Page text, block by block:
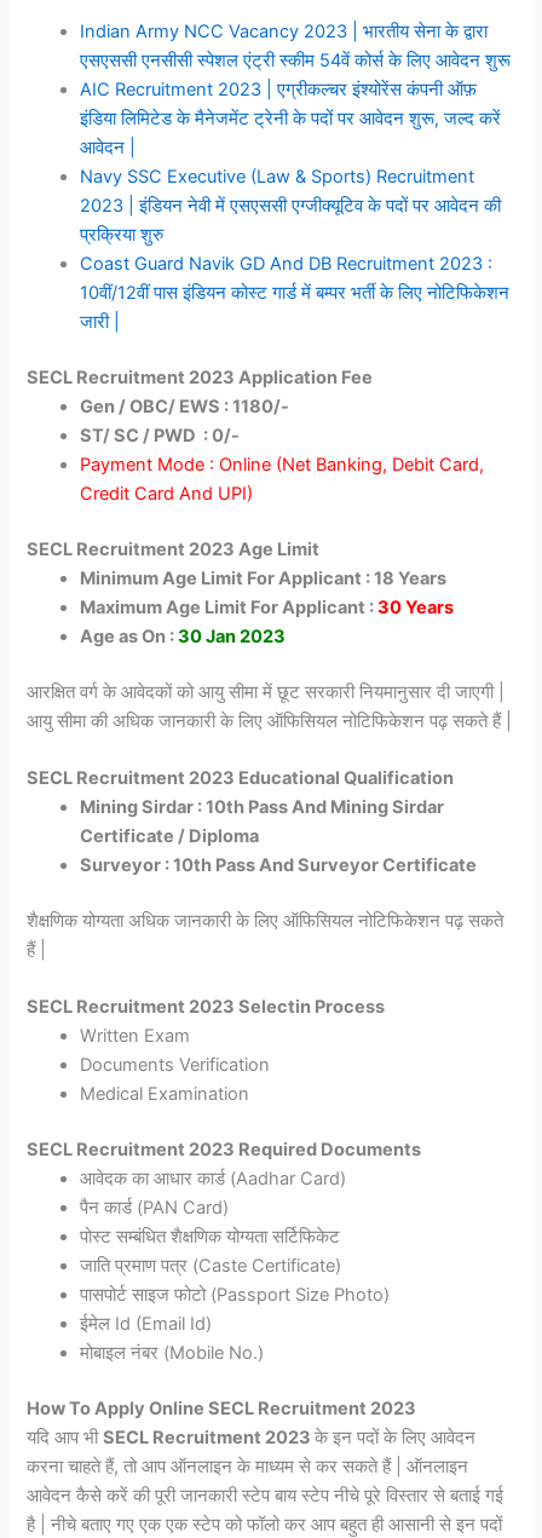
Indian Army NCC Vacancy 2023 | भारतीय सेना के द्वारा
एसएससी एनसीसी स्पेशल एंट्री स्कीम 54वें कोर्स के लिए आवेदन शुरू
AIC Recruitment 2023 | एग्रीकल्चर इंश्योरेंस कंपनी ऑफ़
इंडिया लिमिटेड के मैनेजमेंट ट्रेनी के पदों पर आवेदन शुरू, जल्द करें
आवेदन |
Navy SSC Executive (Law & Sports) Recruitment
2023 | इंडियन नेवी में एसएससी एग्जीक्यूटिव के पदों पर आवेदन की
प्रक्रिया शुरु
Coast Guard Navik GD And DB Recruitment 2023 :
10वीं/12वीं पास इंडियन कोस्ट गार्ड में बम्पर भर्ती के लिए नोटिफिकेशन
जारी |
SECL Recruitment 2023 Application Fee
Gen / OBC/ EWS : 1180/-
ST/ SC / PWD : 0/-
Payment Mode : Online (Net Banking, Debit Card,
Credit Card And UPI)
SECL Recruitment 2023 Age Limit
Minimum Age Limit For Applicant : 18 Years
Maximum Age Limit For Applicant :30 Years
Age as On :30 Jan 2023
आरक्षित वर्ग के आवेदकों को आयु सीमा में छूट सरकारी नियमानुसार दी जाएगी |
आयु सीमा की अधिक जानकारी के लिए ऑफिसियल नोटिफिकेशन पढ़ सकते हैं |
SECL Recruitment 2023 Educational Qualification
Mining Sirdar : 10th Pass And Mining Sirdar
Certificate / Diploma
Surveyor : 10th Pass And Surveyor Certificate
शैक्षणिक योग्यता अधिक जानकारी के लिए ऑफिसियल नोटिफिकेशन पढ़ सकते
हैं |
SECL Recruitment 2023 Selectin Process
Written Exam
Documents Verification
Medical Examination
SECL Recruitment 2023 Required Documents
आवेदक का आधार कार्ड (Aadhar Card)
पैन कार्ड (PAN Card)
पोस्ट सम्बंधित शैक्षणिक योग्यता सर्टिफिकेट
जाति प्रमाण पत्र (Caste Certificate)
पासपोर्ट साइज फोटो (Passport Size Photo)
ईमेल Id (Email Id)
मोबाइल नंबर (Mobile No.)
How To Apply Online SECL Recruitment 2023
यदि आप भीSECL Recruitment 2023के इन पदों के लिए आवेदन
करना चाहते हैं, तो आप ऑनलाइन के माध्यम से कर सकते हैं | ऑनलाइन
आवेदन कैसे करें की पूरी जानकारी स्टेप बाय स्टेप नीचे पूरे विस्तार से बताई गई
है | नीचे बताए गए एक एक स्टेप को फॉलो कर आप बहुत ही आसानी से इन पदों